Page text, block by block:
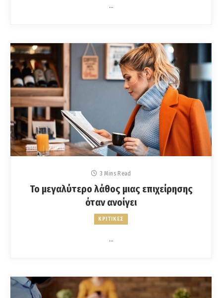
…
3 Mins Read
Το μεγαλύτερο λάθος μιας επιχείρησης
όταν ανοίγει
ΚΡΙΤΙΚΕΣ
…